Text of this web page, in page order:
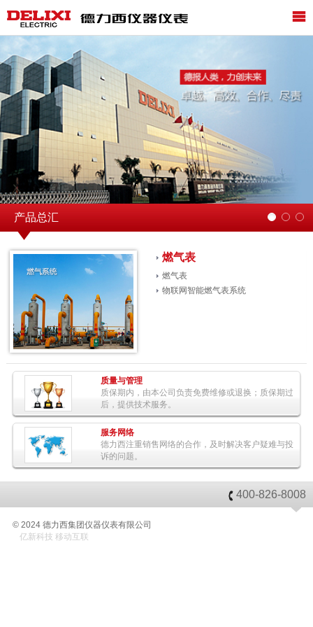
产品总汇
燃气表
燃气表
物联网智能燃气表系统
质量与管理
质保期内，由本公司负责免费维修或退换；质保期过
后，提供技术服务。
服务网络
德力西注重销售网络的合作，及时解决客户疑难与投
诉的问题。
400-826-8008
© 2024 德力西集团仪器仪表有限公司
亿新科技 移动互联